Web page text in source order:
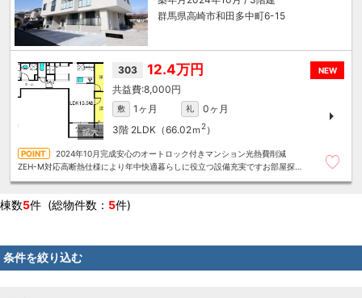
群馬県高崎市和田多中町6-15
NEW
303 12.4万円
8,000円
敷 1ヶ月 礼
0ヶ月
3階 2LDK（66.02ｍ 2）
2024年10月完成安心のオートロック付きマンション光熱費削減
ZEH-M対応高断熱仕様により年中快適暮らしに役立つ設備充実ですお部屋探し
棟数5件 (総物件数： 5件)
条件を絞り込む